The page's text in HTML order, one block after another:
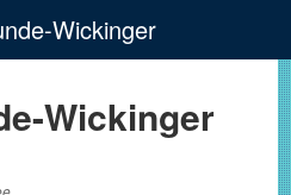
Wickinger
Wickinger